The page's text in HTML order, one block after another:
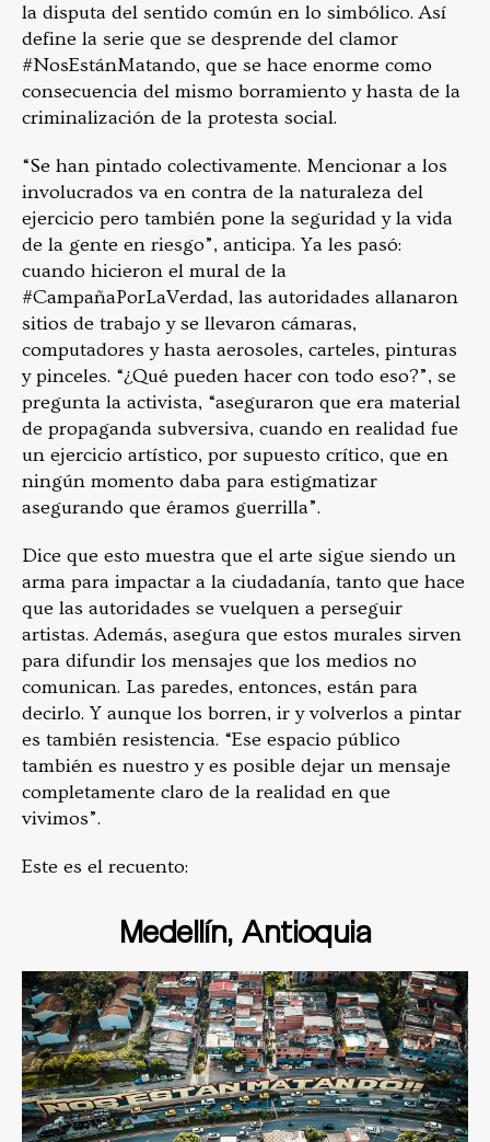
la disputa del sentido común en lo simbólico. Así
define la serie que se desprende del clamor
#NosEstánMatando, que se hace enorme como
consecuencia del mismo borramiento y hasta de la
criminalización de la protesta social.
“Se han pintado colectivamente. Mencionar a los
involucrados va en contra de la naturaleza del
ejercicio pero también pone la seguridad y la vida
de la gente en riesgo”, anticipa. Ya les pasó:
cuando hicieron el mural de la
#CampañaPorLaVerdad, las autoridades allanaron
sitios de trabajo y se llevaron cámaras,
computadores y hasta aerosoles, carteles, pinturas
y pinceles. “¿Qué pueden hacer con todo eso?”, se
pregunta la activista, “aseguraron que era material
de propaganda subversiva, cuando en realidad fue
un ejercicio artístico, por supuesto crítico, que en
ningún momento daba para estigmatizar
asegurando que éramos guerrilla”.
Dice que esto muestra que el arte sigue siendo un
arma para impactar a la ciudadanía, tanto que hace
que las autoridades se vuelquen a perseguir
artistas. Además, asegura que estos murales sirven
para difundir los mensajes que los medios no
comunican. Las paredes, entonces, están para
decirlo. Y aunque los borren, ir y volverlos a pintar
es también resistencia. “Ese espacio público
también es nuestro y es posible dejar un mensaje
completamente claro de la realidad en que
vivimos”.
Este es el recuento:
Medellín, Antioquia